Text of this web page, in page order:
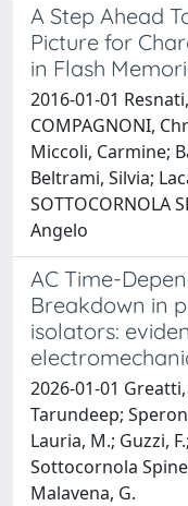
A Step Ahead
Picture for
in Flash
2016-01-01
COMPAGNONI,
Miccoli, Carmine;
Beltrami, Silvia;
SOTTOCORNOLA
Angelo
AC Time-
Breakdown in
isolators:
2026-01-01
Tarundeep;
Lauria, M.; Guzzi,
Sottocornola
Malavena, G.